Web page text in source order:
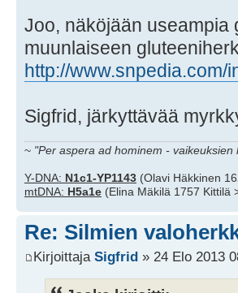
Joo, näköjään useampia
muunlaiseen
http://
Sigfrid, järkyttävää
~ "Per aspera ad hominem -
Y-DNA: N1c1-YP1143 (Olavi Häkkinen
mtDNA: H5a1e (Elina Mäkilä 1757 Kittilä
Re: Silmien
Kirjoittaja Sigfrid » 24 Elo 2013